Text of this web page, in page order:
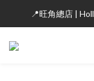
📍旺角總店 |